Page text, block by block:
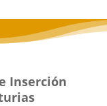
Inserción